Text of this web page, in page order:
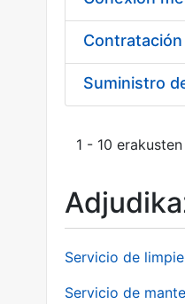
Suministro
1 - 10
Servicio de
Servicio de